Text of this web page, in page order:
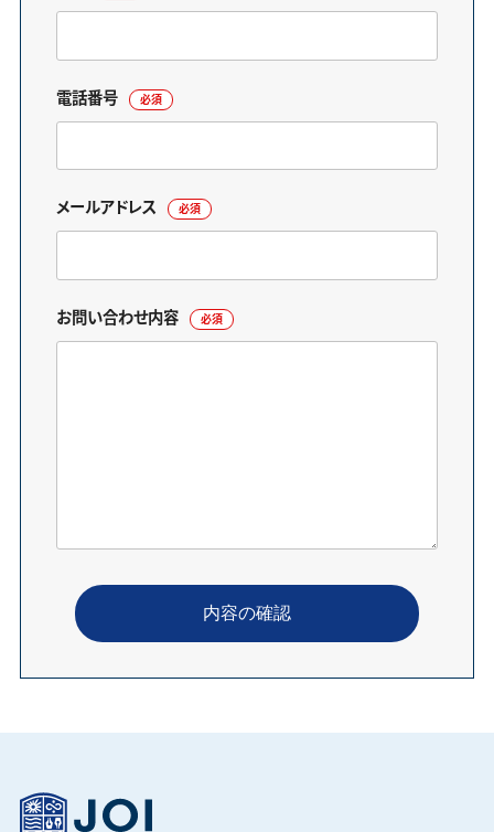
電話番号 必須
メールアドレス 必須
お問い合わせ内容 必須